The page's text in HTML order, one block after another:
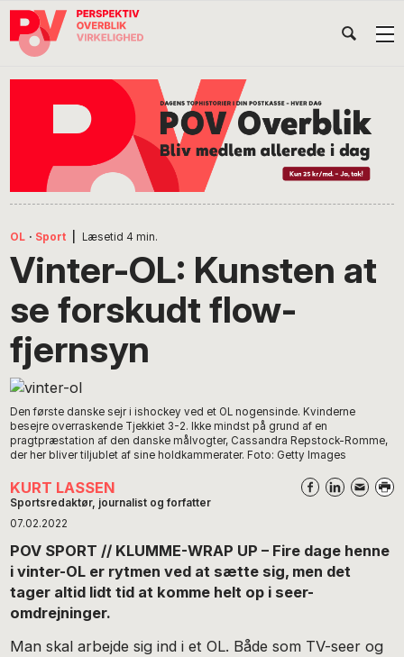
Gå
direkte
Skip
indhold
Gå
direkte
OL · Sport Læsetid 4 min.
Vinter-OL: Kunsten at
se forskudt flow-
fjernsyn
Den første danske sejr i ishockey ved et OL nogensinde. Kvinderne
besejre overraskende Tjekkiet 3-2. Ikke mindst på grund af en
pragtpræstation af den danske målvogter, Cassandra Repstock-Romme,
der her bliver tiljublet af sine holdkammerater. Foto: Getty Images
KURT LASSEN
Sportsredaktør, journalist og forfatter
07.02.2022
POV SPORT // KLUMME-WRAP UP – Fire dage henne
i vinter-OL er rytmen ved at sætte sig, men det
tager altid lidt tid at komme helt op i seer-
omdrejninger.
Man skal arbejde sig ind i et OL. Både som TV-seer og